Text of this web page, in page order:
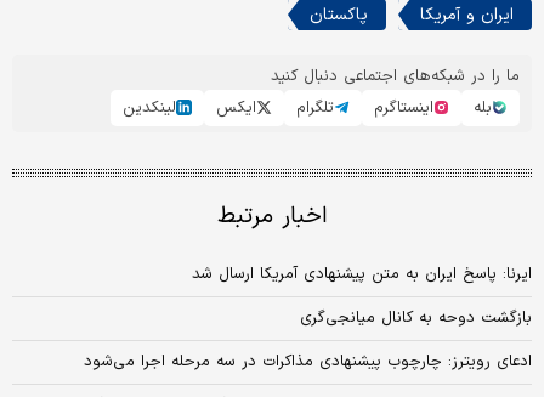
ایران و آمریکا پاکستان
ما را در شبکه‌های اجتماعی دنبال کنید
بله
اینستاگرم تلگرام ایکس لینکدین
اخبار مرتبط
ایرنا: پاسخ ایران به متن پیشنهادی آمریکا ارسال شد
بازگشت دوحه به کانال میانجی‌گری
ادعای رویترز: چارچوب پیشنهادی مذاکرات در سه مرحله اجرا می‌شود